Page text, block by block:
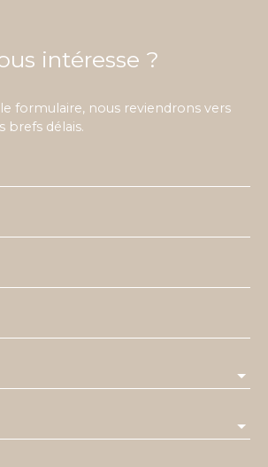
intéresse ?
formulaire, nous reviendrons vers
brefs délais.